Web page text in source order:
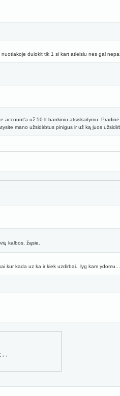
duiokit tik 1 si kart atleisiu nes gal
account'a už 50 lt bankiniu atsiskaitymu.
mano užsidirbtus pinigus ir už ką juos
kalbos, žąsie.
kur kada uz ka ir kiek uzdirbai.. lyg kam
..